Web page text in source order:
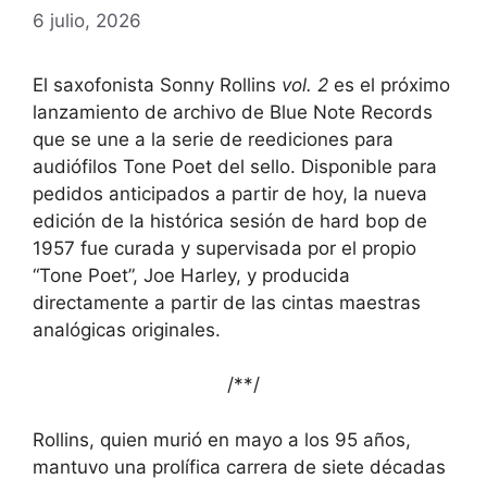
6 julio, 2026
El saxofonista Sonny Rollins vol. 2 es el próximo
lanzamiento de archivo de Blue Note Records
que se une a la serie de reediciones para
audiófilos Tone Poet del sello. Disponible para
pedidos anticipados a partir de hoy, la nueva
edición de la histórica sesión de hard bop de
1957 fue curada y supervisada por el propio
“Tone Poet”, Joe Harley, y producida
directamente a partir de las cintas maestras
analógicas originales.
/**/
Rollins, quien murió en mayo a los 95 años,
mantuvo una prolífica carrera de siete décadas